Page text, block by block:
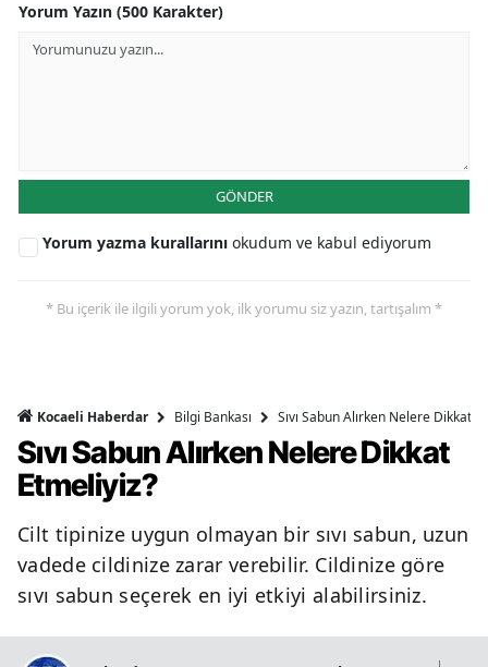
Yorum Yazın (500 Karakter)
GÖNDER
Yorum yazma kurallarını okudum ve kabul ediyorum
* Bu içerik ile ilgili yorum yok, ilk yorumu siz yazın, tartışalım *
Kocaeli Haberdar Bilgi Bankası Sıvı Sabun Alırken Nelere Dikkat
Sıvı Sabun Alırken Nelere Dikkat
Etmeliyiz?
Cilt tipinize uygun olmayan bir sıvı sabun, uzun
vadede cildinize zarar verebilir. Cildinize göre
sıvı sabun seçerek en iyi etkiyi alabilirsiniz.